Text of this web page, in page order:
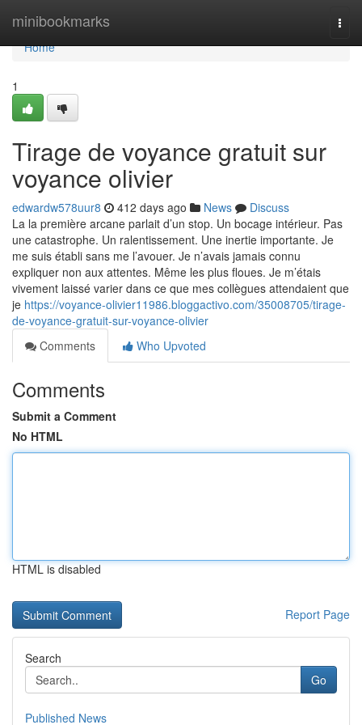
minibookmarks
Home
Home
1
Tirage de voyance gratuit sur
voyance olivier
edwardw578uur8 412 days ago News
Discuss
La la première arcane parlait d’un stop. Un bocage intérieur. Pas
une catastrophe. Un ralentissement. Une inertie importante. Je
me suis établi sans me l’avouer. Je n’avais jamais connu
expliquer non aux attentes. Même les plus floues. Je m’étais
vivement laissé varier dans ce que mes collègues attendaient que
je https://voyance-olivier11986.bloggactivo.com/35008705/tirage-
de-voyance-gratuit-sur-voyance-olivier
Comments
Who Upvoted
Comments
Submit a Comment
No HTML
HTML is disabled
Report Page
Search
Go
Published News